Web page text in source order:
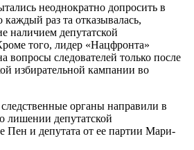
неоднократно допросить в
раз та отказывалась,
наличием депутатской
того, лидер «Нацфронта»
вопросы следователей только после
избирательной кампании во
органы направили в
лишении депутатской
Пен и депутата от ее партии Мари-